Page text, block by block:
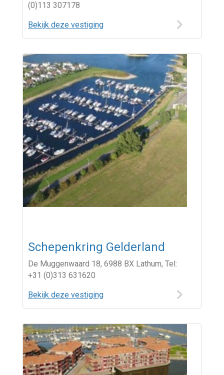
(0)113 307178
Bekijk deze vestiging
Schepenkring Gelderland
De Muggenwaard 18, 6988 BX Lathum, Tel:
+31 (0)313 631620
Bekijk deze vestiging